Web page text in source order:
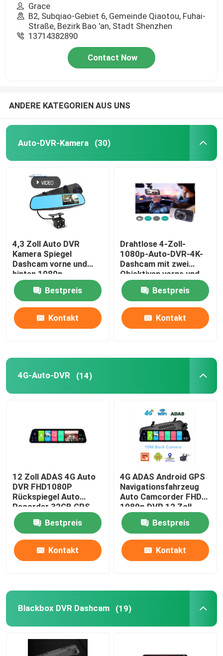
Nach Hause
Grace
B2, Subqiao-Gebiet 6, Gemeinde Qiaotou, Fuhai-
Straße, Bezirk Bao 'an, Stadt Shenzhen
13714382890
Contact Now
ANDERE KATEGORIEN AUS UNS
Auto-DVR-Kamera (30)
4,3 Zoll Auto DVR
Kamera Spiegel
Dashcam vorne und
hinten 1080p
Bestpreis
Kontakt
Drahtlose 4-Zoll-
1080p-Auto-DVR-4K-
Dashcam mit zwei
Objektiven vorne und
hinten
Bestpreis
Kontakt
4G-Auto-DVR (14)
12 Zoll ADAS 4G Auto
DVR FHD1080P
Rückspiegel Auto
Recorder 32GB GPS
Navigation
Bestpreis
Kontakt
4G ADAS Android GPS
Navigationsfahrzeug
Auto Camcorder FHD
1080p DVR 12 Zoll
Bestpreis
Kontakt
Blackbox DVR Dashcam (19)